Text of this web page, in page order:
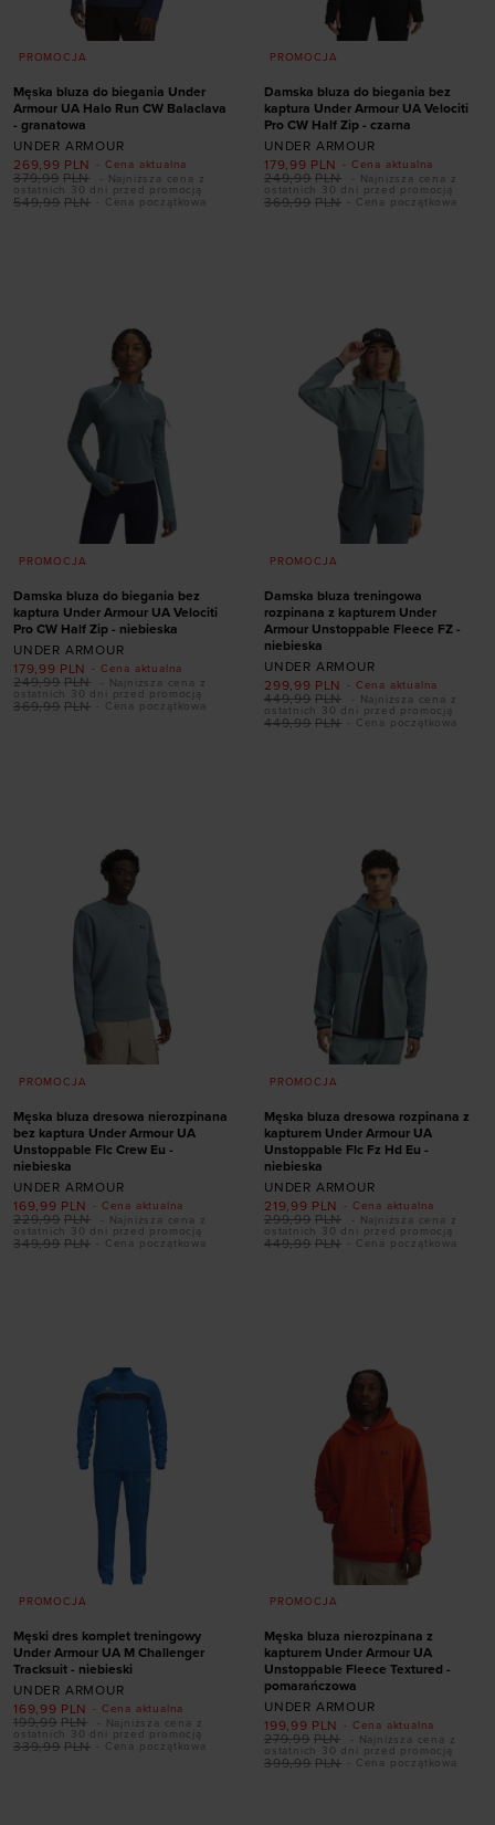
PROMOCJA
Męska bluza do biegania Under
Armour UA Halo Run CW Balaclava
- granatowa
UNDER ARMOUR
- Cena aktualna
269,99 PLN
- Cena początkowa
549,99 PLN
379,99 PLN
- Najniższa cena z
ostatnich 30 dni przed promocją
PROMOCJA
Damska bluza do biegania bez
kaptura Under Armour UA Velociti
Pro CW Half Zip - czarna
UNDER ARMOUR
- Cena aktualna
179,99 PLN
- Cena początkowa
369,99 PLN
249,99 PLN
- Najniższa cena z
ostatnich 30 dni przed promocją
PROMOCJA
Damska bluza do biegania bez
kaptura Under Armour UA Velociti
Pro CW Half Zip - niebieska
UNDER ARMOUR
- Cena aktualna
179,99 PLN
- Cena początkowa
369,99 PLN
249,99 PLN
- Najniższa cena z
ostatnich 30 dni przed promocją
PROMOCJA
Dodaj produkt w
Damska bluza treningowa
rozpinana z kapturem Under
Armour Unstoppable Fleece FZ -
niebieska
UNDER ARMOUR
- Cena aktualna
299,99 PLN
- Cena początkowa
449,99 PLN
449,99 PLN
- Najniższa cena z
ostatnich 30 dni przed promocją
PROMOCJA
Dodaj produkt w
Męska bluza dresowa nierozpinana
bez kaptura Under Armour UA
Unstoppable Flc Crew Eu -
niebieska
UNDER ARMOUR
- Cena aktualna
169,99 PLN
- Cena początkowa
349,99 PLN
229,99 PLN
- Najniższa cena z
ostatnich 30 dni przed promocją
PROMOCJA
Dodaj produkt w
Męska bluza dresowa rozpinana z
kapturem Under Armour UA
Unstoppable Flc Fz Hd Eu -
niebieska
UNDER ARMOUR
- Cena aktualna
219,99 PLN
- Cena początkowa
449,99 PLN
299,99 PLN
- Najniższa cena z
ostatnich 30 dni przed promocją
PROMOCJA
Męski dres komplet treningowy
Under Armour UA M Challenger
Tracksuit - niebieski
UNDER ARMOUR
- Cena aktualna
169,99 PLN
- Cena początkowa
339,99 PLN
199,99 PLN
- Najniższa cena z
ostatnich 30 dni przed promocją
PROMOCJA
Dodaj produkt w
Męska bluza nierozpinana z
kapturem Under Armour UA
Unstoppable Fleece Textured -
pomarańczowa
UNDER ARMOUR
- Cena aktualna
199,99 PLN
- Cena początkowa
399,99 PLN
279,99 PLN
- Najniższa cena z
ostatnich 30 dni przed promocją